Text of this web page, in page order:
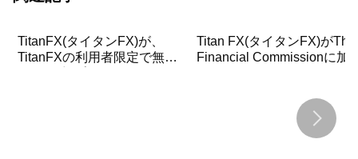
TitanFX(タイタンFX)が、
TitanFXの利用者限定で無料
Titan FX(タイタンFX)がThe
Financial Commissionに加